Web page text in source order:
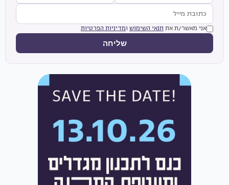
אני מאשר/ת את תנאי השימוש ומדיניות הפרטיות
שליחה